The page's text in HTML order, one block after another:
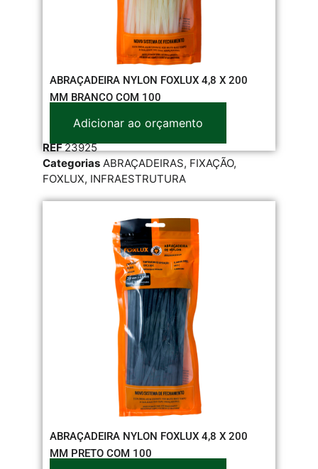
ABRAÇADEIRA NYLON FOXLUX 4,8 X 200
MM BRANCO COM 100
Adicionar ao orçamento
REF23925
Categorias ABRAÇADEIRAS, FIXAÇÃO,
FOXLUX, INFRAESTRUTURA
ABRAÇADEIRA NYLON FOXLUX 4,8 X 200
MM PRETO COM 100